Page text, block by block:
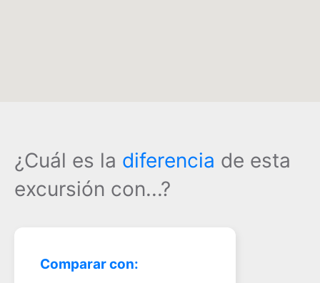
¿Cuál es la diferencia de esta
excursión con...?
Comparar con: